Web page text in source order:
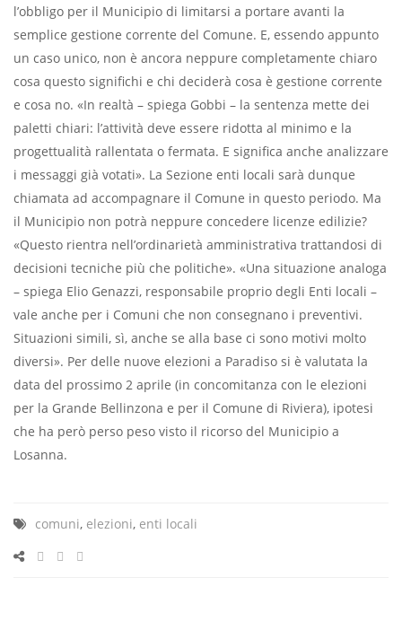
l’obbligo per il Municipio di limitarsi a portare avanti la
semplice gestione corrente del Comune. E, essendo appunto
un caso unico, non è ancora neppure completamente chiaro
cosa questo significhi e chi deciderà cosa è gestione corrente
e cosa no. «In realtà – spiega Gobbi – la sentenza mette dei
paletti chiari: l’attività deve essere ridotta al minimo e la
progettualità rallentata o fermata. E significa anche analizzare
i messaggi già votati». La Sezione enti locali sarà dunque
chiamata ad accompagnare il Comune in questo periodo. Ma
il Municipio non potrà neppure concedere licenze edilizie?
«Questo rientra nell’ordinarietà amministrativa trattandosi di
decisioni tecniche più che politiche». «Una situazione analoga
– spiega Elio Genazzi, responsabile proprio degli Enti locali –
vale anche per i Comuni che non consegnano i preventivi.
Situazioni simili, sì, anche se alla base ci sono motivi molto
diversi». Per delle nuove elezioni a Paradiso si è valutata la
data del prossimo 2 aprile (in concomitanza con le elezioni
per la Grande Bellinzona e per il Comune di Riviera), ipotesi
che ha però perso peso visto il ricorso del Municipio a
Losanna.
comuni, elezioni, enti locali